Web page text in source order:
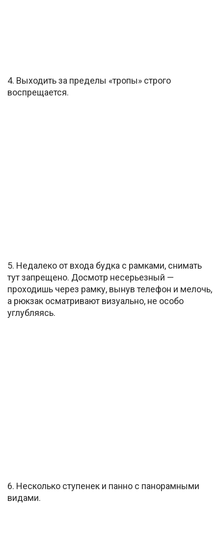
4. Выходить за пределы «тропы» строго
воспрещается.
5. Недалеко от входа будка с рамками, снимать
тут запрещено. Досмотр несерьезный —
проходишь через рамку, вынув телефон и мелочь,
а рюкзак осматривают визуально, не особо
углубляясь.
6. Несколько ступенек и панно с панорамными
видами.